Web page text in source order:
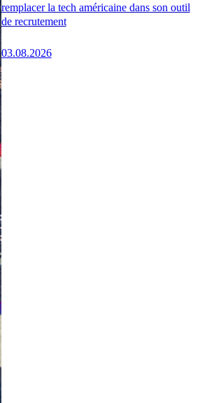
remplacer la tech américaine dans son outil
de recrutement
03.08.2026